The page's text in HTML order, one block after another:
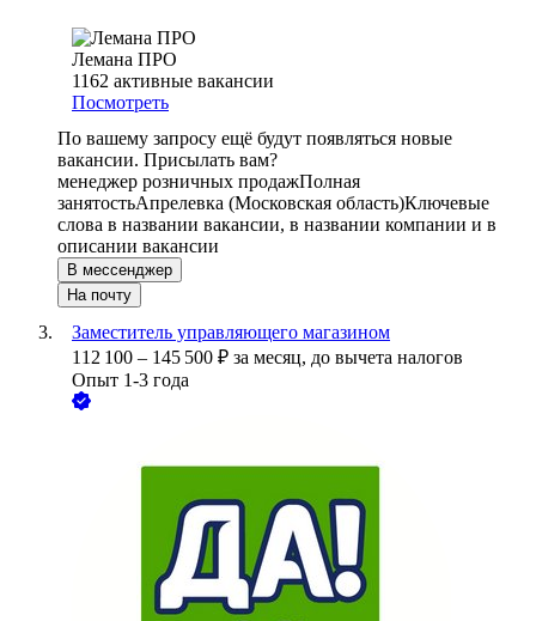
Лемана ПРО
1162 активные вакансии
Посмотреть
По вашему запросу ещё будут появляться новые
вакансии. Присылать вам?
менеджер розничных продажПолная
занятостьАпрелевка (Московская область)Ключевые
слова в названии вакансии, в названии компании и в
описании вакансии
В мессенджер
На почту
Заместитель управляющего магазином
112 100 – 145 500 ₽ за месяц, до вычета налогов
Опыт 1-3 года